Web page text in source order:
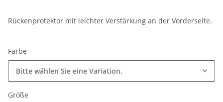
Rückenprotektor mit leichter Verstärkung an der Vorderseite.
Farbe
Bitte wählen Sie eine Variation.
Größe